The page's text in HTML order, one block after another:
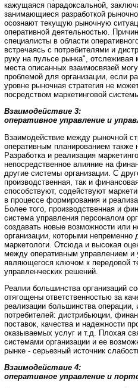
кажущаяся парадоксальной,
занимающиеся разработкой
осознают текущую рыночную
оперативной деятельностью.
специалисты в области
встречаясь с потребителями и
руку на пульсе рынка",
места описанных взаимосвязей
проблемой для организации, если
уровне рыночная стратегия не
посредством маркетинговой
Взаимодействие 3:
оперативное управление и
Взаимодействие между рыночной
оперативным планированием также
Разработка и реализация
непосредственное влияние на
другие системы организации. С
производственная, так и
способствуют, содействуют
в процессе формирования и
Более того, производственная и
система управления персоналом
создавать новые возможности или
организации, которыми непременно
маркетологи. Отсюда и высокая
между оперативным управлением и
являющегося ключом к передовой
управленческих решений.
Реалии большинства организаций
отягощены ответственностью за
реализации большинства
потребителей: дистрибьюции,
поставок, качества и надежности
оказываемых услуг и т.д. Плохая
системами организации и ее
рынке - серьезный источник
Взаимодействие 4:
оперативное управление и